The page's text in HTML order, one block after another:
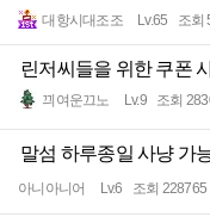
대항시대조조 Lv.65 조회
린저씨들을 위한 쿠폰
끠여운끄노 Lv.9 조회
말섬 하루종일 사냥 가
아니아니어 Lv.6 조회 228765